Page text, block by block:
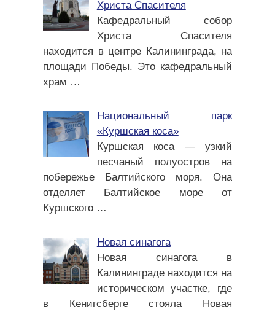
Христа Спасителя
Кафедральный собор
Христа Спасителя
находится в центре Калининграда, на
площади Победы. Это кафедральный
храм …
Национальный парк
«Куршская коса»
Куршская коса — узкий
песчаный полуостров на
побережье Балтийского моря. Она
отделяет Балтийское море от
Куршского …
Новая синагога
Новая синагога в
Калининграде находится на
историческом участке, где
в Кенигсберге стояла Новая